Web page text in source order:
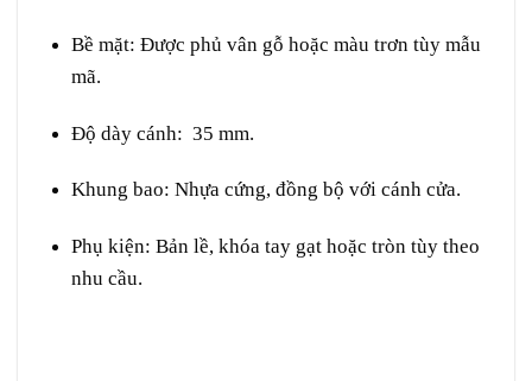
Bề mặt: Được phủ vân gỗ hoặc màu trơn tùy mẫu
mã.
Độ dày cánh: 35 mm.
Khung bao: Nhựa cứng, đồng bộ với cánh cửa.
Phụ kiện: Bản lề, khóa tay gạt hoặc tròn tùy theo
nhu cầu.